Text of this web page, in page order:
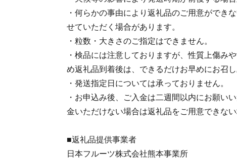
・何らかの事由により返礼品のご用意ができ
せていただく場合があります。
・粒数・大きさのご指定はできません。
・検品には注意しておりますが、性質上傷み
め返礼品到着後は、できるだけお早めにお召し
・発送指定日については承っておりません。
・お申込み後、ご入金は二週間以内にお願い
金いただけない場合は返礼品をご用意できない
■返礼品提供事業者
日本フルーツ株式会社熊本事業所